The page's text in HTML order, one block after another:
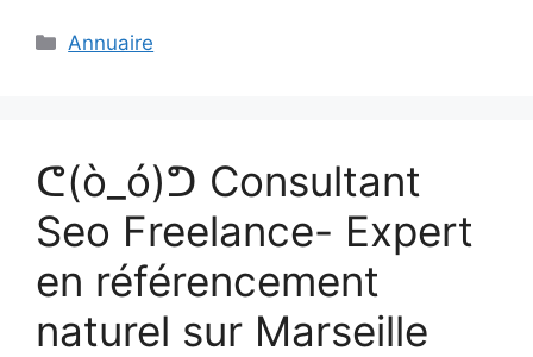
Catégories
Annuaire
ᕦ(ò_ó)ᕤ Consultant
Seo Freelance- Expert
en référencement
naturel sur Marseille